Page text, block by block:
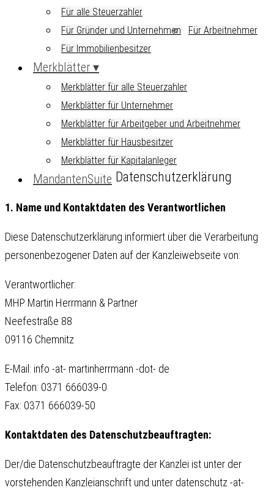
Für alle Steuerzahler
Für Gründer und Unternehmen
Für Arbeitnehmer
Für Immobilienbesitzer
Merkblätter
Merkblätter für alle Steuerzahler
Merkblätter für Unternehmer
Merkblätter für Arbeitgeber und Arbeitnehmer
Merkblätter für Hausbesitzer
Merkblätter für Kapitalanleger
MandantenSuite Datenschutzerklärung
1. Name und Kontaktdaten des Verantwortlichen
Diese Datenschutzerklärung informiert über die Verarbeitung
personenbezogener Daten auf der Kanzleiwebseite von:
Verantwortlicher:
MHP Martin Herrmann & Partner
Neefestraße 88
09116 Chemnitz
E-Mail: info -at- martinherrmann -dot- de
Telefon: 0371 666039-0
Fax: 0371 666039-50
Kontaktdaten des Datenschutzbeauftragten:
Der/die Datenschutzbeauftragte der Kanzlei ist unter der
vorstehenden Kanzleianschrift und unter datenschutz -at-